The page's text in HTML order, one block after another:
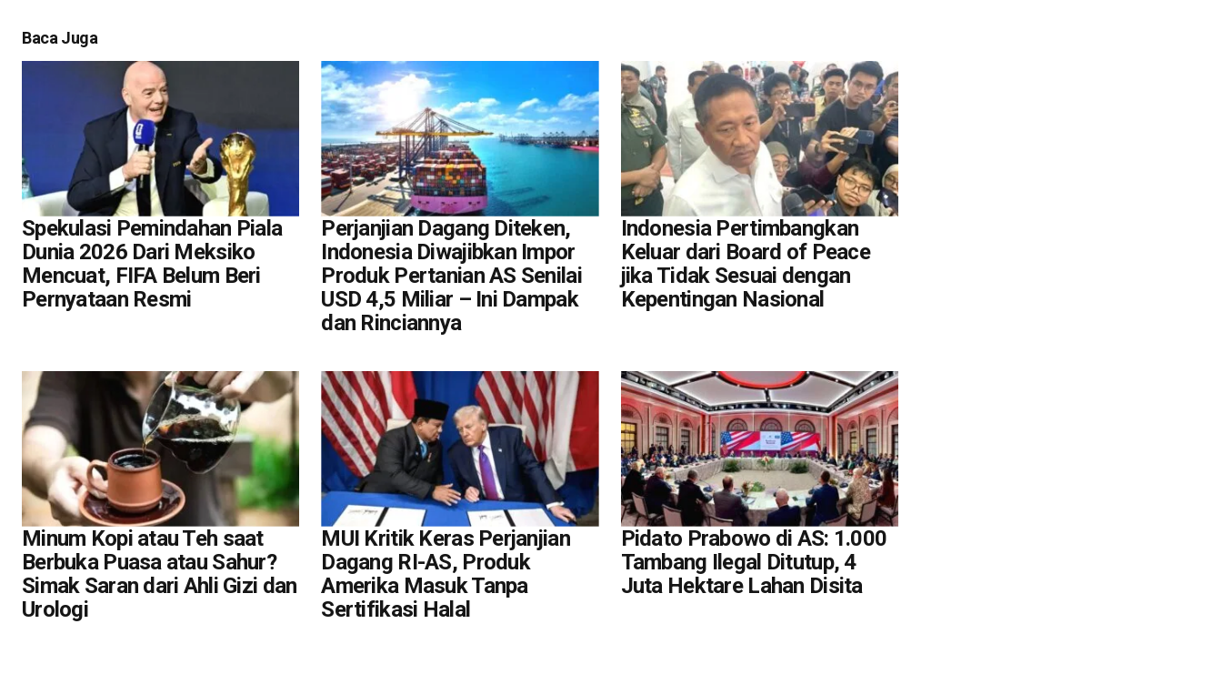
Baca Juga
Spekulasi Pemindahan Piala
Dunia 2026 Dari Meksiko
Mencuat, FIFA Belum Beri
Pernyataan Resmi
Perjanjian Dagang Diteken,
Indonesia Diwajibkan Impor
Produk Pertanian AS Senilai
USD 4,5 Miliar – Ini Dampak
dan Rinciannya
Indonesia Pertimbangkan
Keluar dari Board of Peace
jika Tidak Sesuai dengan
Kepentingan Nasional
Minum Kopi atau Teh saat
Berbuka Puasa atau Sahur?
Simak Saran dari Ahli Gizi dan
Urologi
MUI Kritik Keras Perjanjian
Dagang RI-AS, Produk
Amerika Masuk Tanpa
Sertifikasi Halal
Pidato Prabowo di AS: 1.000
Tambang Ilegal Ditutup, 4
Juta Hektare Lahan Disita